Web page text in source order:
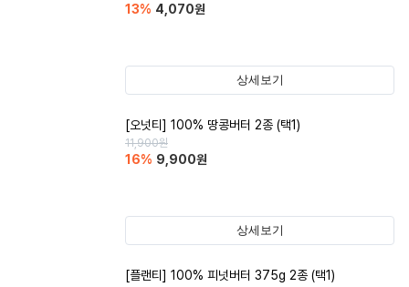
13% 4,070원
상세보기
[오넛티] 100% 땅콩버터 2종 (택1)
11,900원
16% 9,900원
상세보기
[플랜티] 100% 피넛버터 375g 2종 (택1)